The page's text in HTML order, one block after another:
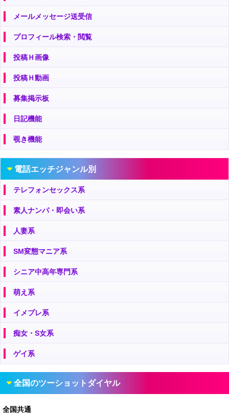
メールメッセージ送受信
プロフィール検索・閲覧
投稿Ｈ画像
投稿Ｈ動画
募集掲示板
日記機能
覗き機能
電話エッチジャンル別
テレフォンセックス系
素人ナンパ・即会い系
人妻系
SM変態マニア系
シニア中高年専門系
萌え系
イメプレ系
痴女・S女系
ゲイ系
全国のツーショットダイヤル
全国共通